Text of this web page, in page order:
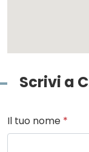
Scrivi a
Il tuo nome *